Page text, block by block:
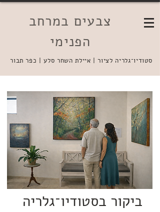
צבעים במרחב
הפנימי
סטודיו־גלריה לציור | איילת השחר סלע | כפר תבור
ביקור בסטודיו־גלריה